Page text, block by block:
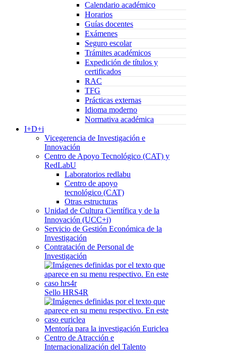
Calendario académico
Horarios
Guías docentes
Exámenes
Seguro escolar
Trámites académicos
Expedición de títulos y
certificados
RAC
TFG
Prácticas externas
Idioma moderno
Normativa académica
I+D+i
Vicegerencia de Investigación e
Innovación
Centro de Apoyo Tecnológico (CAT) y
RedLabU
Laboratorios redlabu
Centro de apoyo
tecnológico (CAT)
Otras estructuras
Unidad de Cultura Científica y de la
Innovación (UCC+i)
Servicio de Gestión Económica de la
Investigación
Contratación de Personal de
Investigación
Sello HRS4R
Mentoría para la investigación Euriclea
Centro de Atracción e
Internacionalización del Talento